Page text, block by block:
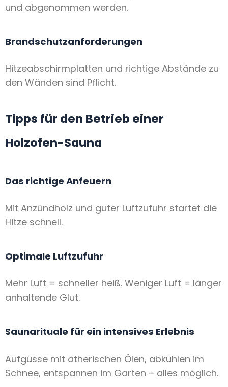
und abgenommen werden.
Brandschutzanforderungen
Hitzeabschirmplatten und richtige Abstände zu
den Wänden sind Pflicht.
Tipps für den Betrieb einer
Holzofen-Sauna
Das richtige Anfeuern
Mit Anzündholz und guter Luftzufuhr startet die
Hitze schnell.
Optimale Luftzufuhr
Mehr Luft = schneller heiß. Weniger Luft = länger
anhaltende Glut.
Saunarituale für ein intensives Erlebnis
Aufgüsse mit ätherischen Ölen, abkühlen im
Schnee, entspannen im Garten – alles möglich.